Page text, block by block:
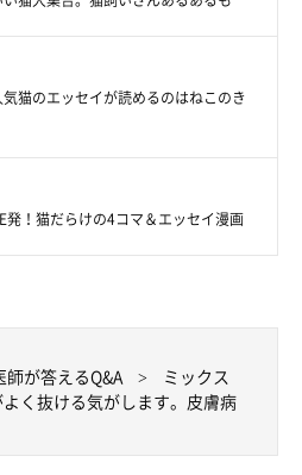
猫のエッセイが読めるのはねこのき
発！猫だらけの4コマ＆エッセイ漫画
師が答えるQ&A
ミックス
く抜ける気がします。皮膚病